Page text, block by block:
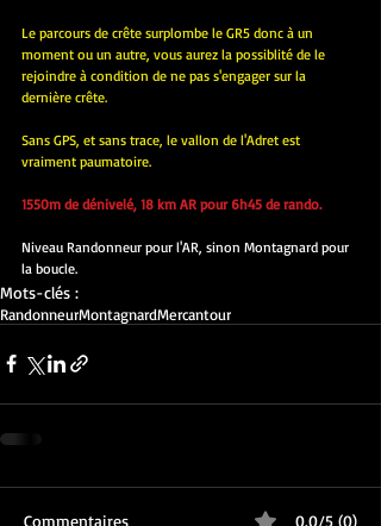
Le parcours de crête surplombe le GR5 donc à un
moment ou un autre, vous aurez la possiblité de le
rejoindre à condition de ne pas s'engager sur la
dernière crête.
Sans GPS, et sans trace, le vallon de l'Adret est
vraiment paumatoire.
1550m de dénivelé, 18 km AR pour 6h45 de rando.
Niveau Randonneur pour l'AR, sinon Montagnard pour
la boucle.
Mots-clés :
RandonneurMontagnardMercantour
Commentaires 0.0/5 (0)